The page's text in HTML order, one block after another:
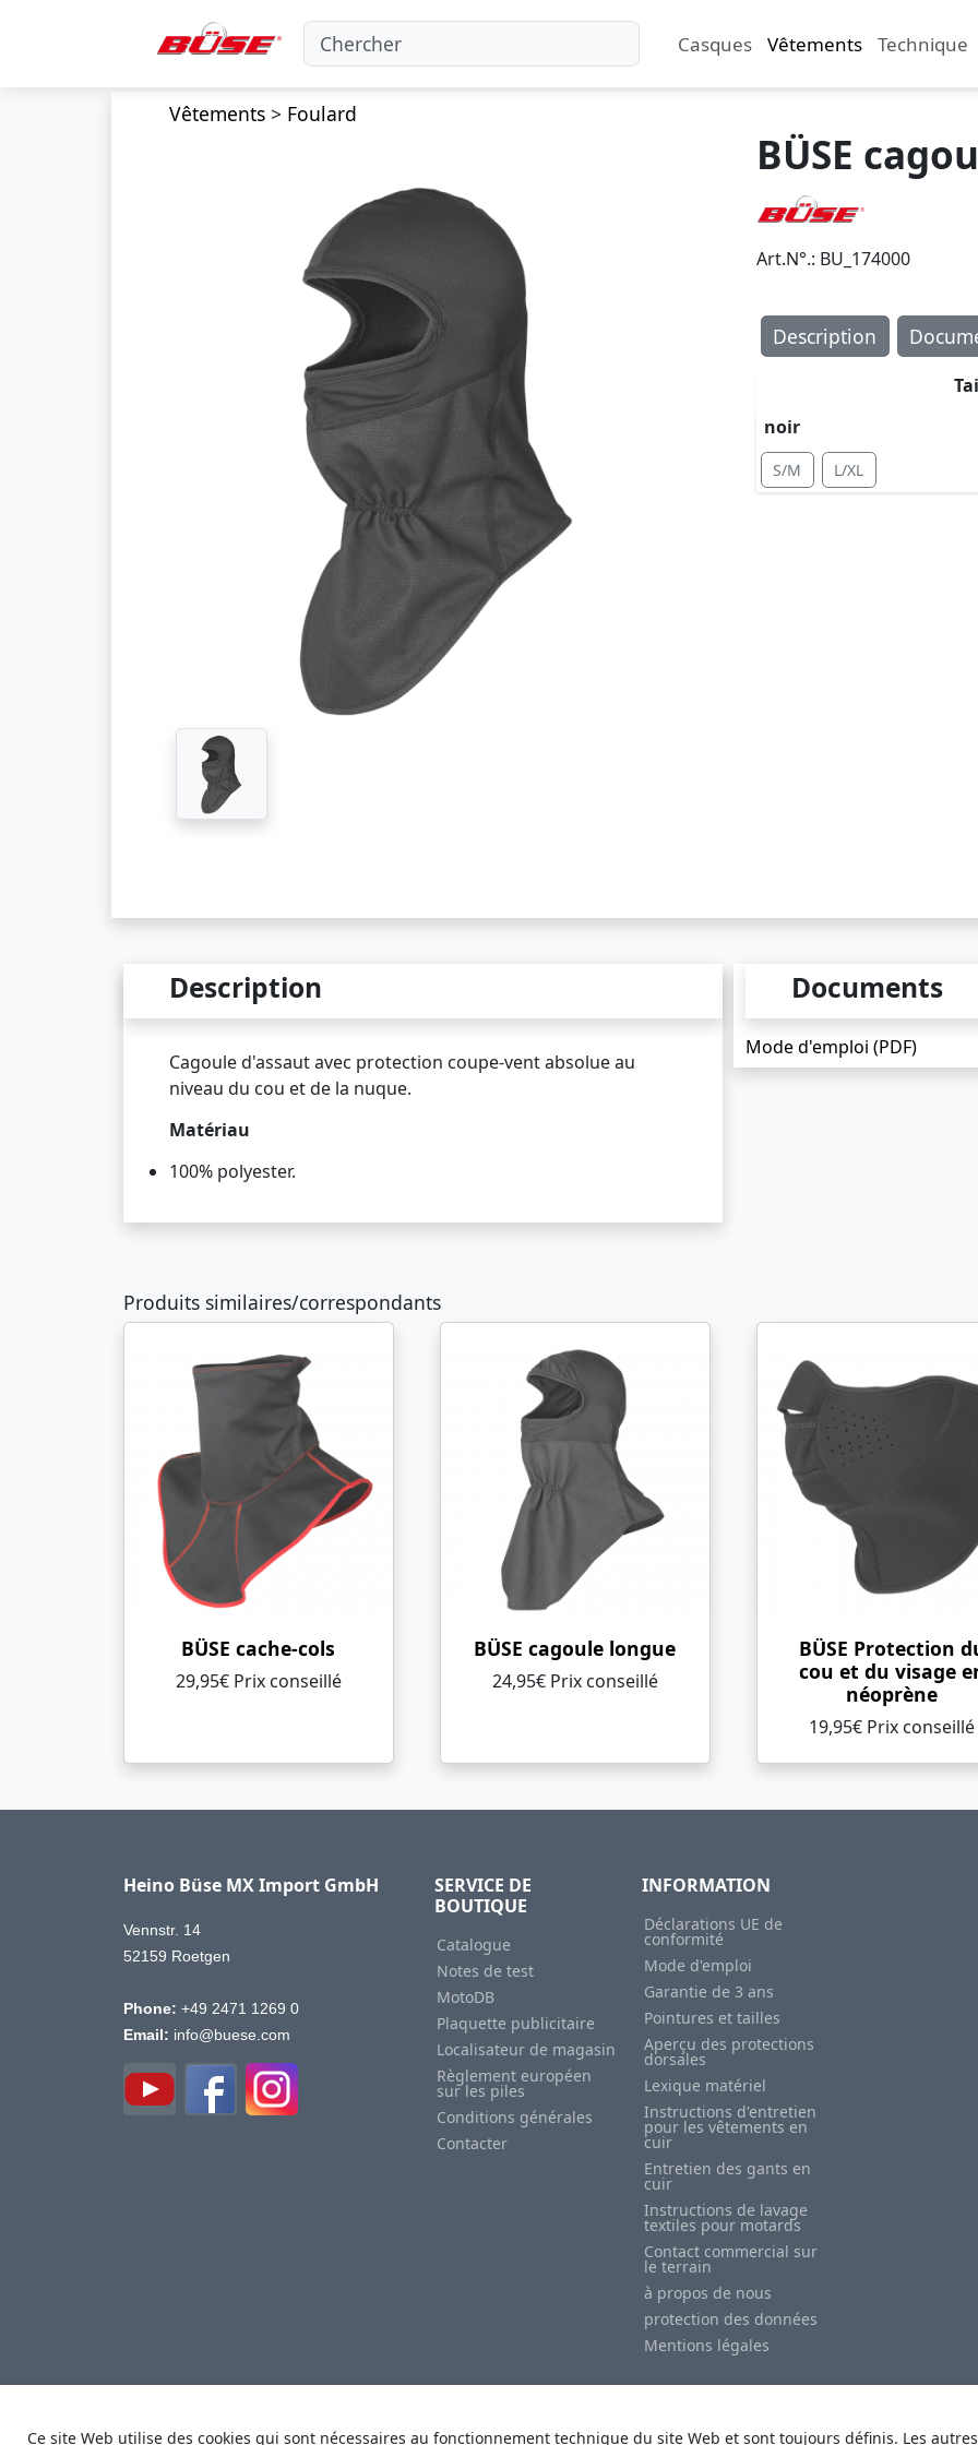
Casques Vêtements Technique
Vêtements> Foulard
BÜSE
Art.N°.: BU_174000
Description
noir
S/M L/XL
Description
Cagoule d'assaut avec protection coupe-vent absolue au
niveau du cou et de la nuque.
Matériau
100% polyester.
Documents
Mode d'emploi (PDF)
Produits similaires/correspondants
BÜSE cache-cols
29,95€ Prix ​​conseillé
BÜSE cagoule longue
24,95€ Prix ​​conseillé
BÜSE Protection
cou et du visage
néoprène
19,95€ Prix ​​conseillé
Heino Büse MX Import GmbH
Vennstr. 14
52159 Roetgen
Phone: +49 2471 1269 0
Email: info@buese.com
SERVICE DE
BOUTIQUE
Catalogue
Notes de test
MotoDB
Plaquette publicitaire
Localisateur de magasin
Règlement européen
sur les piles
Conditions générales
Contacter
INFORMATION
Déclarations UE de
conformité
Mode d'emploi
Garantie de 3 ans
Pointures et tailles
Aperçu des protections
dorsales
Lexique matériel
Instructions d'entretien
pour les vêtements en
cuir
Entretien des gants en
cuir
Instructions de lavage
textiles pour motards
Contact commercial sur
le terrain
à propos de nous
protection des données
Mentions légales
Ce site Web utilise des cookies qui sont nécessaires au fonctionnement technique du site Web et sont toujours définis. Les